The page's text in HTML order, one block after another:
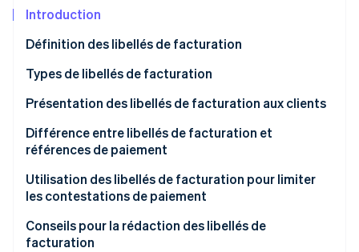
Vérification de l'identité
Stripe Sessions 2026
Regarder la vidéo
Introduction
Définition des libellés de facturation
Types de libellés de facturation
Présentation des libellés de facturation aux clients
Différence entre libellés de facturation et
références de paiement
Utilisation des libellés de facturation pour limiter
les contestations de paiement
Conseils pour la rédaction des libellés de
facturation